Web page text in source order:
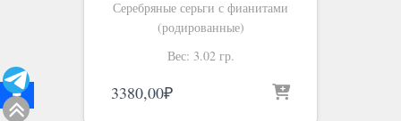
Серебряные серьги с фианитами
(родированные)
Вес: 3.02 гр.
3380,00₽